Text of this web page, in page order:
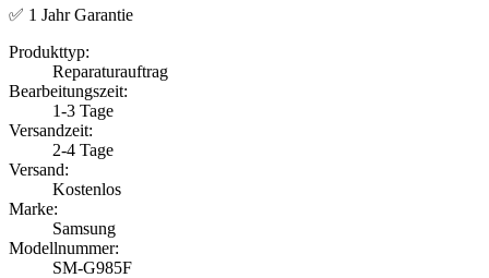
✅ 1 Jahr Garantie
Produkttyp:
Reparaturauftrag
Bearbeitungszeit:
1-3 Tage
Versandzeit:
2-4 Tage
Versand:
Kostenlos
Marke:
Samsung
Modellnummer:
SM-G985F